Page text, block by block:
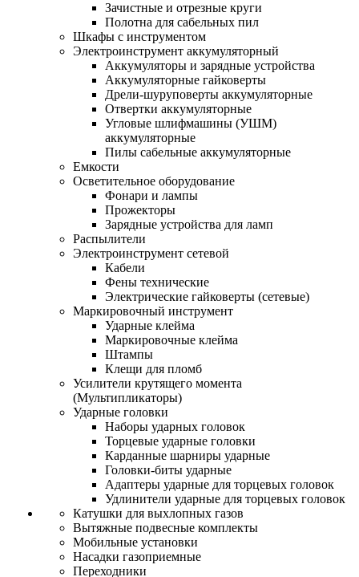
Зачистные и отрезные круги
Полотна для сабельных пил
Шкафы с инструментом
Электроинструмент аккумуляторный
Аккумуляторы и зарядные устройства
Аккумуляторные гайковерты
Дрели-шуруповерты аккумуляторные
Отвертки аккумуляторные
Угловые шлифмашины (УШМ)
аккумуляторные
Пилы сабельные аккумуляторные
Емкости
Осветительное оборудование
Фонари и лампы
Прожекторы
Зарядные устройства для ламп
Распылители
Электроинструмент сетевой
Кабели
Фены технические
Электрические гайковерты (сетевые)
Маркировочный инструмент
Ударные клейма
Маркировочные клейма
Штампы
Клещи для пломб
Усилители крутящего момента
(Мультипликаторы)
Ударные головки
Наборы ударных головок
Торцевые ударные головки
Карданные шарниры ударные
Головки-биты ударные
Адаптеры ударные для торцевых головок
Удлинители ударные для торцевых головок
Катушки для выхлопных газов
Вытяжные подвесные комплекты
Мобильные установки
Насадки газоприемные
Переходники